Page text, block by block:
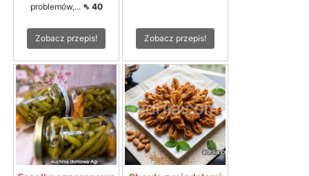
problemów,... ⇖ 40
Zobacz przepis! Zobacz przepis!